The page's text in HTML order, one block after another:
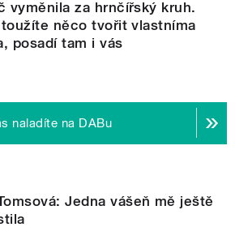
vyměnila za hrnčířský kruh.
toužíte něco tvořit vlastníma
posadí tam i vás
naladíte na DABu
Jedna vášeň mě ještě